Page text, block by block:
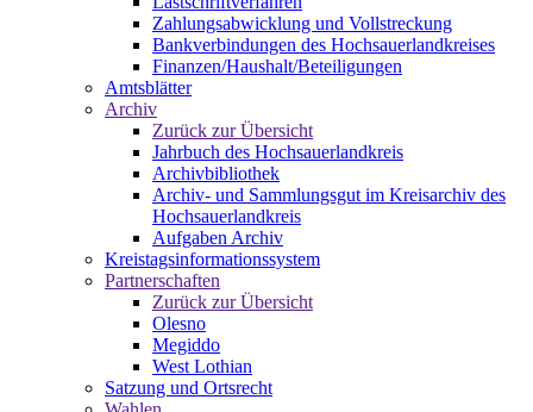
Zahlungsabwicklung und Vollstreckung
Bankverbindungen des Hochsauerlandkreises
Finanzen/Haushalt/Beteiligungen
Amtsblätter
Archiv
Zurück zur Übersicht
Jahrbuch des Hochsauerlandkreis
Archivbibliothek
Archiv- und Sammlungsgut im Kreisarchiv des
Hochsauerlandkreis
Aufgaben Archiv
Kreistagsinformationssystem
Partnerschaften
Zurück zur Übersicht
Olesno
Megiddo
West Lothian
Satzung und Ortsrecht